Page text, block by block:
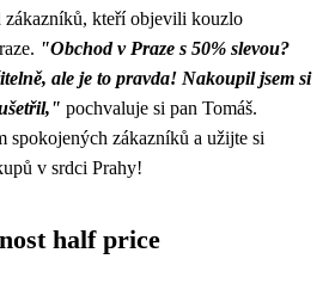
zákazníků, kteří objevili kouzlo
"Obchod v Praze s 50% slevou?
ale je to pravda! Nakoupil jsem si
pochvaluje si pan Tomáš.
spokojených zákazníků a užijte si
v srdci Prahy!
half price